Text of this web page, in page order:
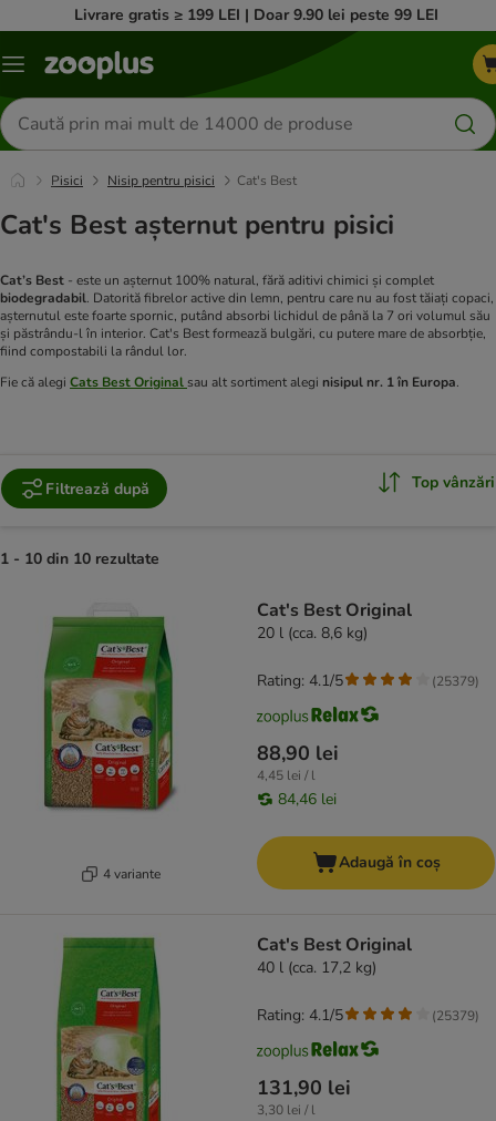
Livrare gratis ≥ 199 LEI | Doar 9.90 lei peste 99 LEI
Categorii
Căutare
produse
Pisici Nisip pentru pisici Cat's Best
Cat's Best așternut pentru pisici
Cat’s Best - este un așternut 100% natural, fără aditivi chimici și complet
biodegradabil. Datorită fibrelor active din lemn, pentru care nu au fost tăiați copaci,
așternutul este foarte spornic, putând absorbi lichidul de până la 7 ori volumul său
și păstrându-l în interior. Cat's Best formează bulgări, cu putere mare de absorbție,
fiind compostabili la rândul lor.
Fie că alegi Cats Best Original sau alt sortiment alegi nisipul nr. 1 în Europa.
Filtrează după Top vânzări
1 - 10 din 10 rezultate
4 variante
Cat's Best Original
20 l (cca. 8,6 kg)
88,90 lei
4,45 lei / l
84,46 lei
Rating: 4.1/5 (25379)
Adaugă în coș
Cat's Best Original
40 l (cca. 17,2 kg)
131,90 lei
3,30 lei / l
Rating: 4.1/5 (25379)